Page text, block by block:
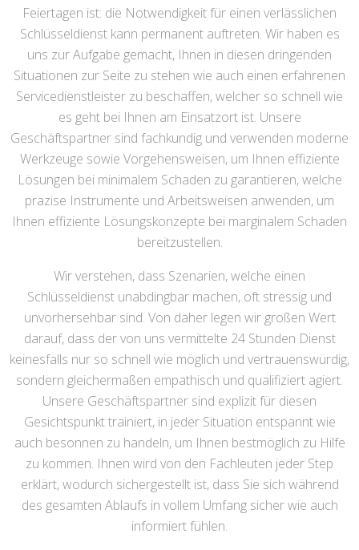
Feiertagen ist: die Notwendigkeit für einen verlässlichen
Schlüsseldienst kann permanent auftreten. Wir haben es
uns zur Aufgabe gemacht, Ihnen in diesen dringenden
Situationen zur Seite zu stehen wie auch einen erfahrenen
Servicedienstleister zu beschaffen, welcher so schnell wie
es geht bei Ihnen am Einsatzort ist. Unsere
Geschäftspartner sind fachkundig und verwenden moderne
Werkzeuge sowie Vorgehensweisen, um Ihnen effiziente
Lösungen bei minimalem Schaden zu garantieren, welche
präzise Instrumente und Arbeitsweisen anwenden, um
Ihnen effiziente Lösungskonzepte bei marginalem Schaden
bereitzustellen.
Wir verstehen, dass Szenarien, welche einen
Schlüsseldienst unabdingbar machen, oft stressig und
unvorhersehbar sind. Von daher legen wir großen Wert
darauf, dass der von uns vermittelte 24 Stunden Dienst
keinesfalls nur so schnell wie möglich und vertrauenswürdig,
sondern gleichermaßen empathisch und qualifiziert agiert.
Unsere Geschäftspartner sind explizit für diesen
Gesichtspunkt trainiert, in jeder Situation entspannt wie
auch besonnen zu handeln, um Ihnen bestmöglich zu Hilfe
zu kommen. Ihnen wird von den Fachleuten jeder Step
erklärt, wodurch sichergestellt ist, dass Sie sich während
des gesamten Ablaufs in vollem Umfang sicher wie auch
informiert fühlen.